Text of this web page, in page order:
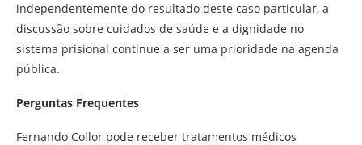
independentemente do resultado deste caso particular, a
discussão sobre cuidados de saúde e a dignidade no
sistema prisional continue a ser uma prioridade na agenda
pública.
Perguntas Frequentes
Fernando Collor pode receber tratamentos médicos